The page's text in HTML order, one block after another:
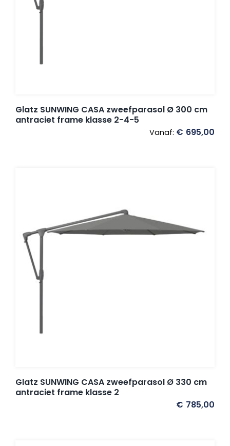
Glatz SUNWING CASA zweefparasol Ø 300 cm
antraciet frame klasse 2-4-5
Vanaf: € 695,00
Glatz SUNWING CASA zweefparasol Ø 330 cm
antraciet frame klasse 2
€ 785,00